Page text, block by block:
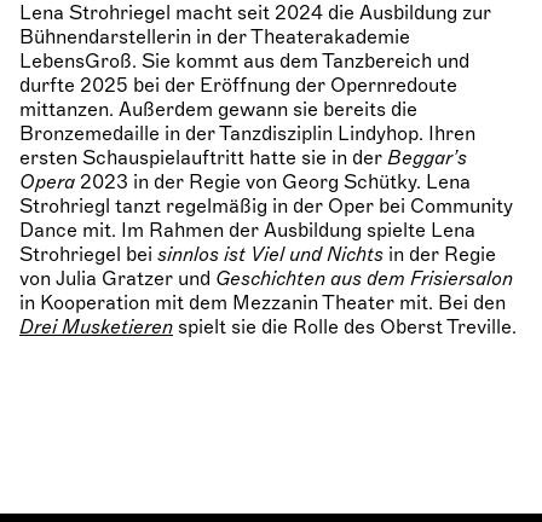
Lena Strohriegel macht seit 2024 die Ausbildung zur
Bühnendarstellerin in der Theaterakademie
LebensGroß. Sie kommt aus dem Tanzbereich und
durfte 2025 bei der Eröffnung der Opernredoute
mittanzen. Außerdem gewann sie bereits die
Bronzemedaille in der Tanzdisziplin Lindyhop. Ihren
ersten Schauspielauftritt hatte sie in der Beggar’s
Opera 2023 in der Regie von Georg Schütky. Lena
Strohriegl tanzt regelmäßig in der Oper bei Community
Dance mit. Im Rahmen der Ausbildung spielte Lena
Strohriegel bei sinnlos ist Viel und Nichts in der Regie
von Julia Gratzer und Geschichten aus dem Frisiersalon
in Kooperation mit dem Mezzanin Theater mit. Bei den
Drei Musketieren spielt sie die Rolle des Oberst Treville.